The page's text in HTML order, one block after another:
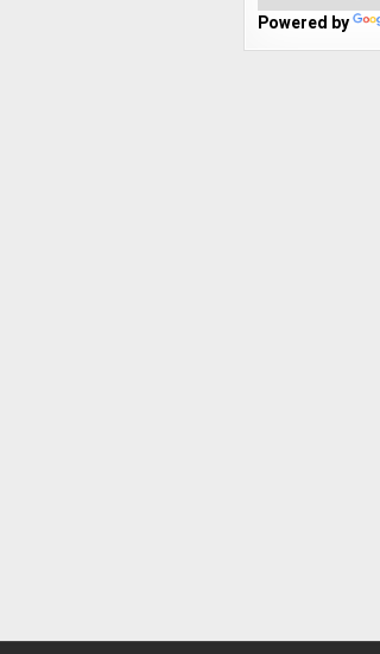
Powered by